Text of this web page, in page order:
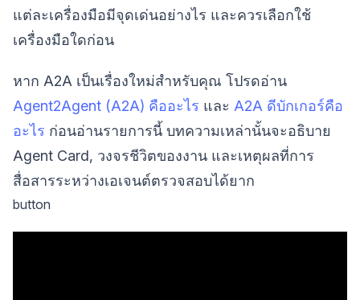
แต่ละเครื่องมือมีจุดเด่นอย่างไร และควรเลือกใช้
เครื่องมือใดก่อน
หาก A2A เป็นเรื่องใหม่สำหรับคุณ โปรดอ่าน
Agent2Agent (A2A) คืออะไร และ A2A ดีบักเกอร์คือ
อะไร ก่อนอ่านรายการนี้ บทความเหล่านั้นจะอธิบาย
Agent Card, วงจรชีวิตของงาน และเหตุผลที่การ
สื่อสารระหว่างเอเจนต์ตรวจสอบได้ยาก
button